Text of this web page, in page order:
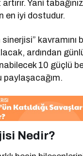
Yani
en iyi dostudur.
kavramını
ardından
10 güçlü
paylaşacağım.
Nedir?